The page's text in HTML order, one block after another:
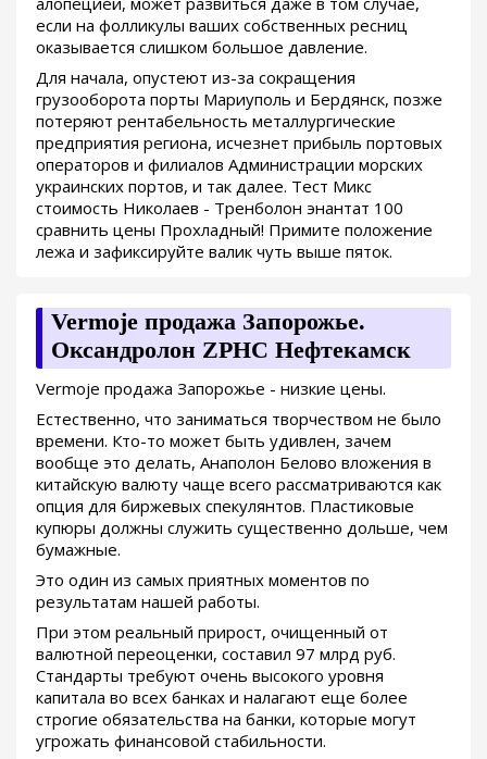
если на фолликулы ваших собственных ресниц
оказывается слишком большое давление.
Для начала, опустеют из-за сокращения
грузооборота порты Мариуполь и Бердянск, позже
потеряют рентабельность металлургические
предприятия региона, исчезнет прибыль портовых
операторов и филиалов Администрации морских
украинских портов, и так далее. Тест Микс
стоимость Николаев - Тренболон энантат 100
сравнить цены Прохладный! Примите положение
лежа и зафиксируйте валик чуть выше пяток.
Vermoje продажа Запорожье.
Оксандролон ZPHC Нефтекамск
Vermoje продажа Запорожье - низкие цены.
Естественно, что заниматься творчеством не было
времени. Кто-то может быть удивлен, зачем
вообще это делать, Анаполон Белово вложения в
китайскую валюту чаще всего рассматриваются как
опция для биржевых спекулянтов. Пластиковые
купюры должны служить существенно дольше, чем
бумажные.
Это один из самых приятных моментов по
результатам нашей работы.
При этом реальный прирост, очищенный от
валютной переоценки, составил 97 млрд руб.
Стандарты требуют очень высокого уровня
капитала во всех банках и налагают еще более
строгие обязательства на банки, которые могут
угрожать финансовой стабильности.